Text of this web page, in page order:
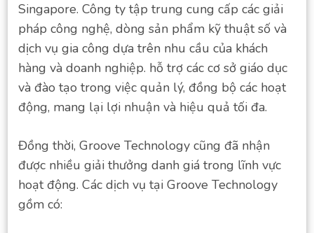
Singapore. Công ty tập trung cung cấp các giải
pháp công nghệ, dòng sản phẩm kỹ thuật số và
dịch vụ gia công dựa trên nhu cầu của khách
hàng và doanh nghiệp. hỗ trợ các cơ sở giáo dục
và đào tạo trong việc quản lý, đồng bộ các hoạt
động, mang lại lợi nhuận và hiệu quả tối đa.
Đồng thời, Groove Technology cũng đã nhận
được nhiều giải thưởng danh giá trong lĩnh vực
hoạt động. Các dịch vụ tại Groove Technology
gồm có: